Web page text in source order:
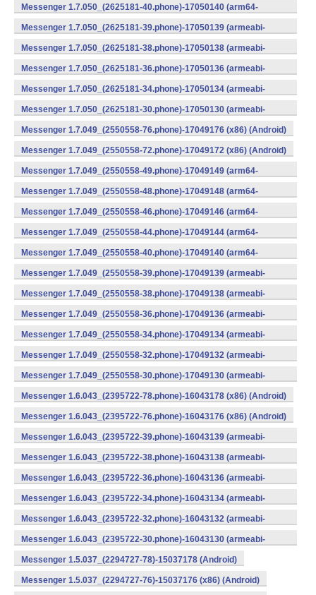
v8a) (Android)
Messenger 1.7.050_(2625181-40.phone)-17050140 (arm64-
v8a) (Android)
Messenger 1.7.050_(2625181-39.phone)-17050139 (armeabi-
v7a) (Android)
Messenger 1.7.050_(2625181-38.phone)-17050138 (armeabi-
v7a) (Android)
Messenger 1.7.050_(2625181-36.phone)-17050136 (armeabi-
v7a) (Android)
Messenger 1.7.050_(2625181-34.phone)-17050134 (armeabi-
v7a) (Android)
Messenger 1.7.050_(2625181-30.phone)-17050130 (armeabi-
v7a) (Android)
Messenger 1.7.049_(2550558-76.phone)-17049176 (x86) (Android)
Messenger 1.7.049_(2550558-72.phone)-17049172 (x86) (Android)
Messenger 1.7.049_(2550558-49.phone)-17049149 (arm64-
v8a) (Android)
Messenger 1.7.049_(2550558-48.phone)-17049148 (arm64-
v8a) (Android)
Messenger 1.7.049_(2550558-46.phone)-17049146 (arm64-
v8a) (Android)
Messenger 1.7.049_(2550558-44.phone)-17049144 (arm64-
v8a) (Android)
Messenger 1.7.049_(2550558-40.phone)-17049140 (arm64-
v8a) (Android)
Messenger 1.7.049_(2550558-39.phone)-17049139 (armeabi-
v7a) (Android)
Messenger 1.7.049_(2550558-38.phone)-17049138 (armeabi-
v7a) (Android)
Messenger 1.7.049_(2550558-36.phone)-17049136 (armeabi-
v7a) (Android)
Messenger 1.7.049_(2550558-34.phone)-17049134 (armeabi-
v7a) (Android)
Messenger 1.7.049_(2550558-32.phone)-17049132 (armeabi-
v7a) (Android)
Messenger 1.7.049_(2550558-30.phone)-17049130 (armeabi-
v7a) (Android)
Messenger 1.6.043_(2395722-78.phone)-16043178 (x86) (Android)
Messenger 1.6.043_(2395722-76.phone)-16043176 (x86) (Android)
Messenger 1.6.043_(2395722-39.phone)-16043139 (armeabi-
v7a) (Android)
Messenger 1.6.043_(2395722-38.phone)-16043138 (armeabi-
v7a) (Android)
Messenger 1.6.043_(2395722-36.phone)-16043136 (armeabi-
v7a) (Android)
Messenger 1.6.043_(2395722-34.phone)-16043134 (armeabi-
v7a) (Android)
Messenger 1.6.043_(2395722-32.phone)-16043132 (armeabi-
v7a) (Android)
Messenger 1.6.043_(2395722-30.phone)-16043130 (armeabi-
v7a) (Android)
Messenger 1.5.037_(2294727-78)-15037178 (Android)
Messenger 1.5.037_(2294727-76)-15037176 (x86) (Android)